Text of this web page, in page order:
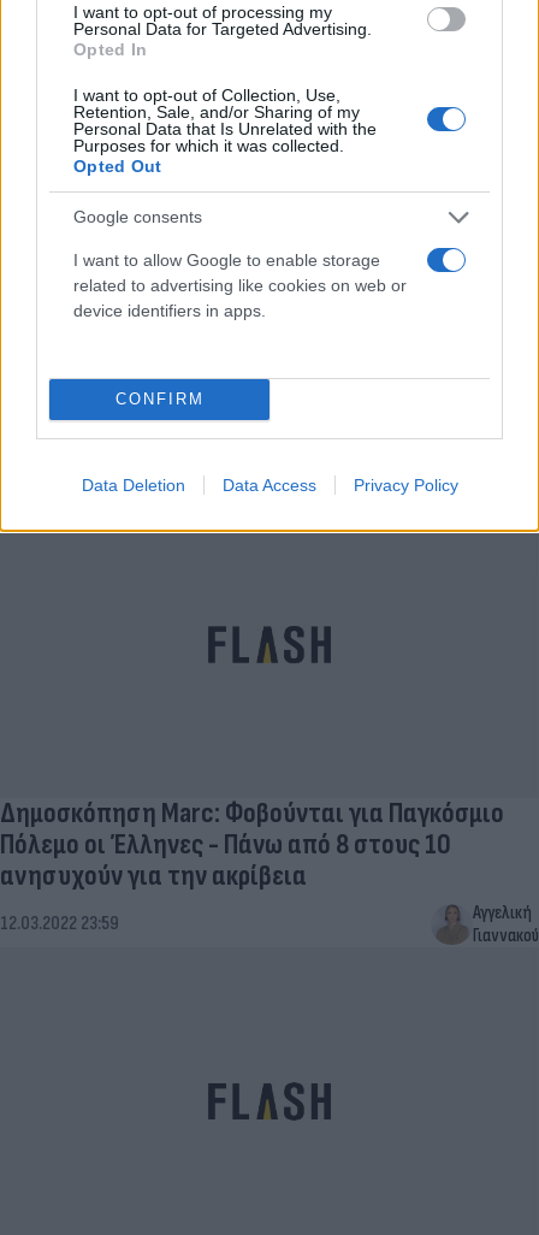
I want to opt-out of processing my
Personal Data for Targeted Advertising.
Opted In
I want to opt-out of Collection, Use,
Retention, Sale, and/or Sharing of my
Personal Data that Is Unrelated with the
Purposes for which it was collected.
Opted Out
Google consents
I want to allow Google to enable storage
related to advertising like cookies on web or
device identifiers in apps.
CONFIRM
Data Deletion Data Access Privacy Policy
23.03.2022 20:41
Αλεξανδρόπουλος
η διαφορά ΝΔ και ΣΥΡΙΖΑ - Τι προβληματίζει τους
πολίτες
Αλεξανδρόπουλος
Δημοσκόπηση Marc: Φοβούνται για Παγκόσμιο
Πόλεμο οι Έλληνες - Πάνω από 8 στους 10
ανησυχούν για την ακρίβεια
12.03.2022 23:59
Αγγελική
Γιαννακού